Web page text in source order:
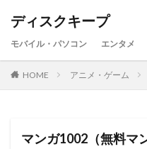
ディスクキープ
モバイル・パソコン エンタメ
HOME アニメ・ゲーム
マンガ1002（無料マ